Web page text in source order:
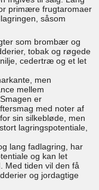
primære frugtaromaer
såsom
som brombær og
tobak og røgede
cedertræ og et let
men
mellem
er
med noter af
sin silkebløde, men
lagringspotentiale,
lang fadlagring, har
og kan let
Med tiden vil den få
og jordagtige